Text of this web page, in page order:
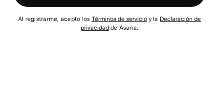
Al registrarme, acepto los Términos de servicioy la Declaración de
privacidadde Asana.